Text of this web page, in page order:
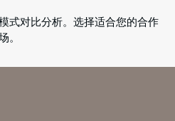
式对比分析。选择适合您的合作
。